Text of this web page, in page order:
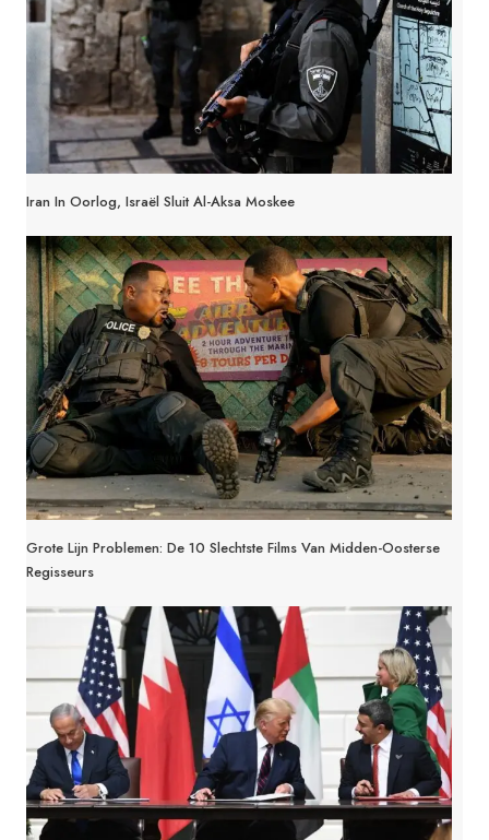
Iran In Oorlog, Israël Sluit Al-Aksa Moskee
Grote Lijn Problemen: De 10 Slechtste Films Van Midden-Oosterse
Regisseurs